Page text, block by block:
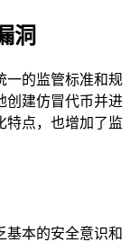
洞
一的监管标准和规
创建仿冒代币并进
特点，也增加了监
基本的安全意识和